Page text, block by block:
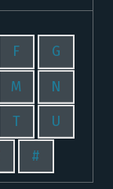
F G
M N
T U
#